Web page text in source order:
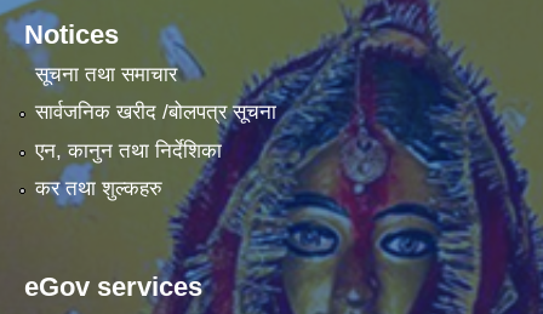
Notices
सूचना तथा समाचार
सार्वजनिक खरीद /बोलपत्र सूचना
एन, कानुन तथा निर्देशिका
कर तथा शुल्कहरु
eGov services